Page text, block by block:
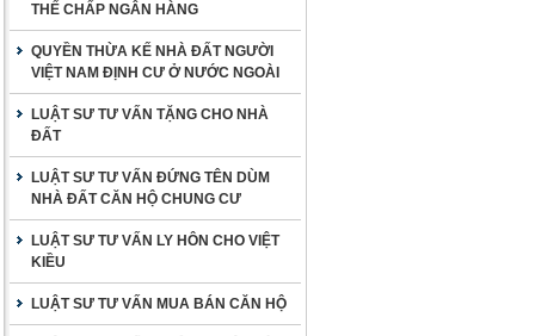
THẾ CHẤP NGÂN HÀNG
QUYỀN THỪA KẾ NHÀ ĐẤT NGƯỜI
VIỆT NAM ĐỊNH CƯ Ở NƯỚC NGOÀI
LUẬT SƯ TƯ VẤN TẶNG CHO NHÀ
ĐẤT
LUẬT SƯ TƯ VẤN ĐỨNG TÊN DÙM
NHÀ ĐẤT CĂN HỘ CHUNG CƯ
LUẬT SƯ TƯ VẤN LY HÔN CHO VIỆT
KIỀU
LUẬT SƯ TƯ VẤN MUA BÁN CĂN HỘ